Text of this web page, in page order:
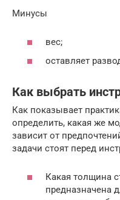
Минусы
вес;
оставляет
Как выбрать
Как показывает
определить, какая же
зависит от
задачи стоят перед
Какая толщина
предназначена